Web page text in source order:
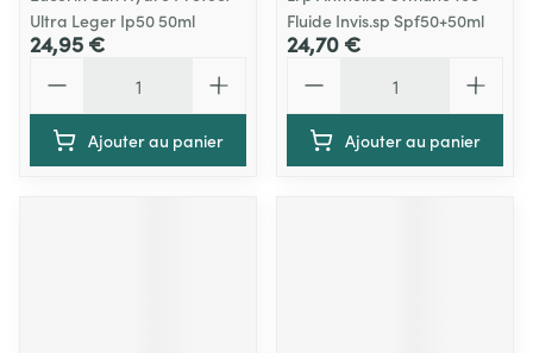
Ultra Leger Ip50 50ml
24,95 €
Ajouter au panier
Fluide Invis.sp Spf50+50ml
24,70 €
Ajouter au panier